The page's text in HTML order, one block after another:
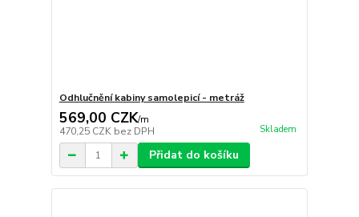
Odhlučnění kabiny samolepicí - metráž
569,00 CZK/m
470,25 CZK bez DPH Skladem
Přidat do košíku